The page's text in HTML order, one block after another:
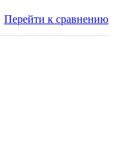
Перейти к сравнению